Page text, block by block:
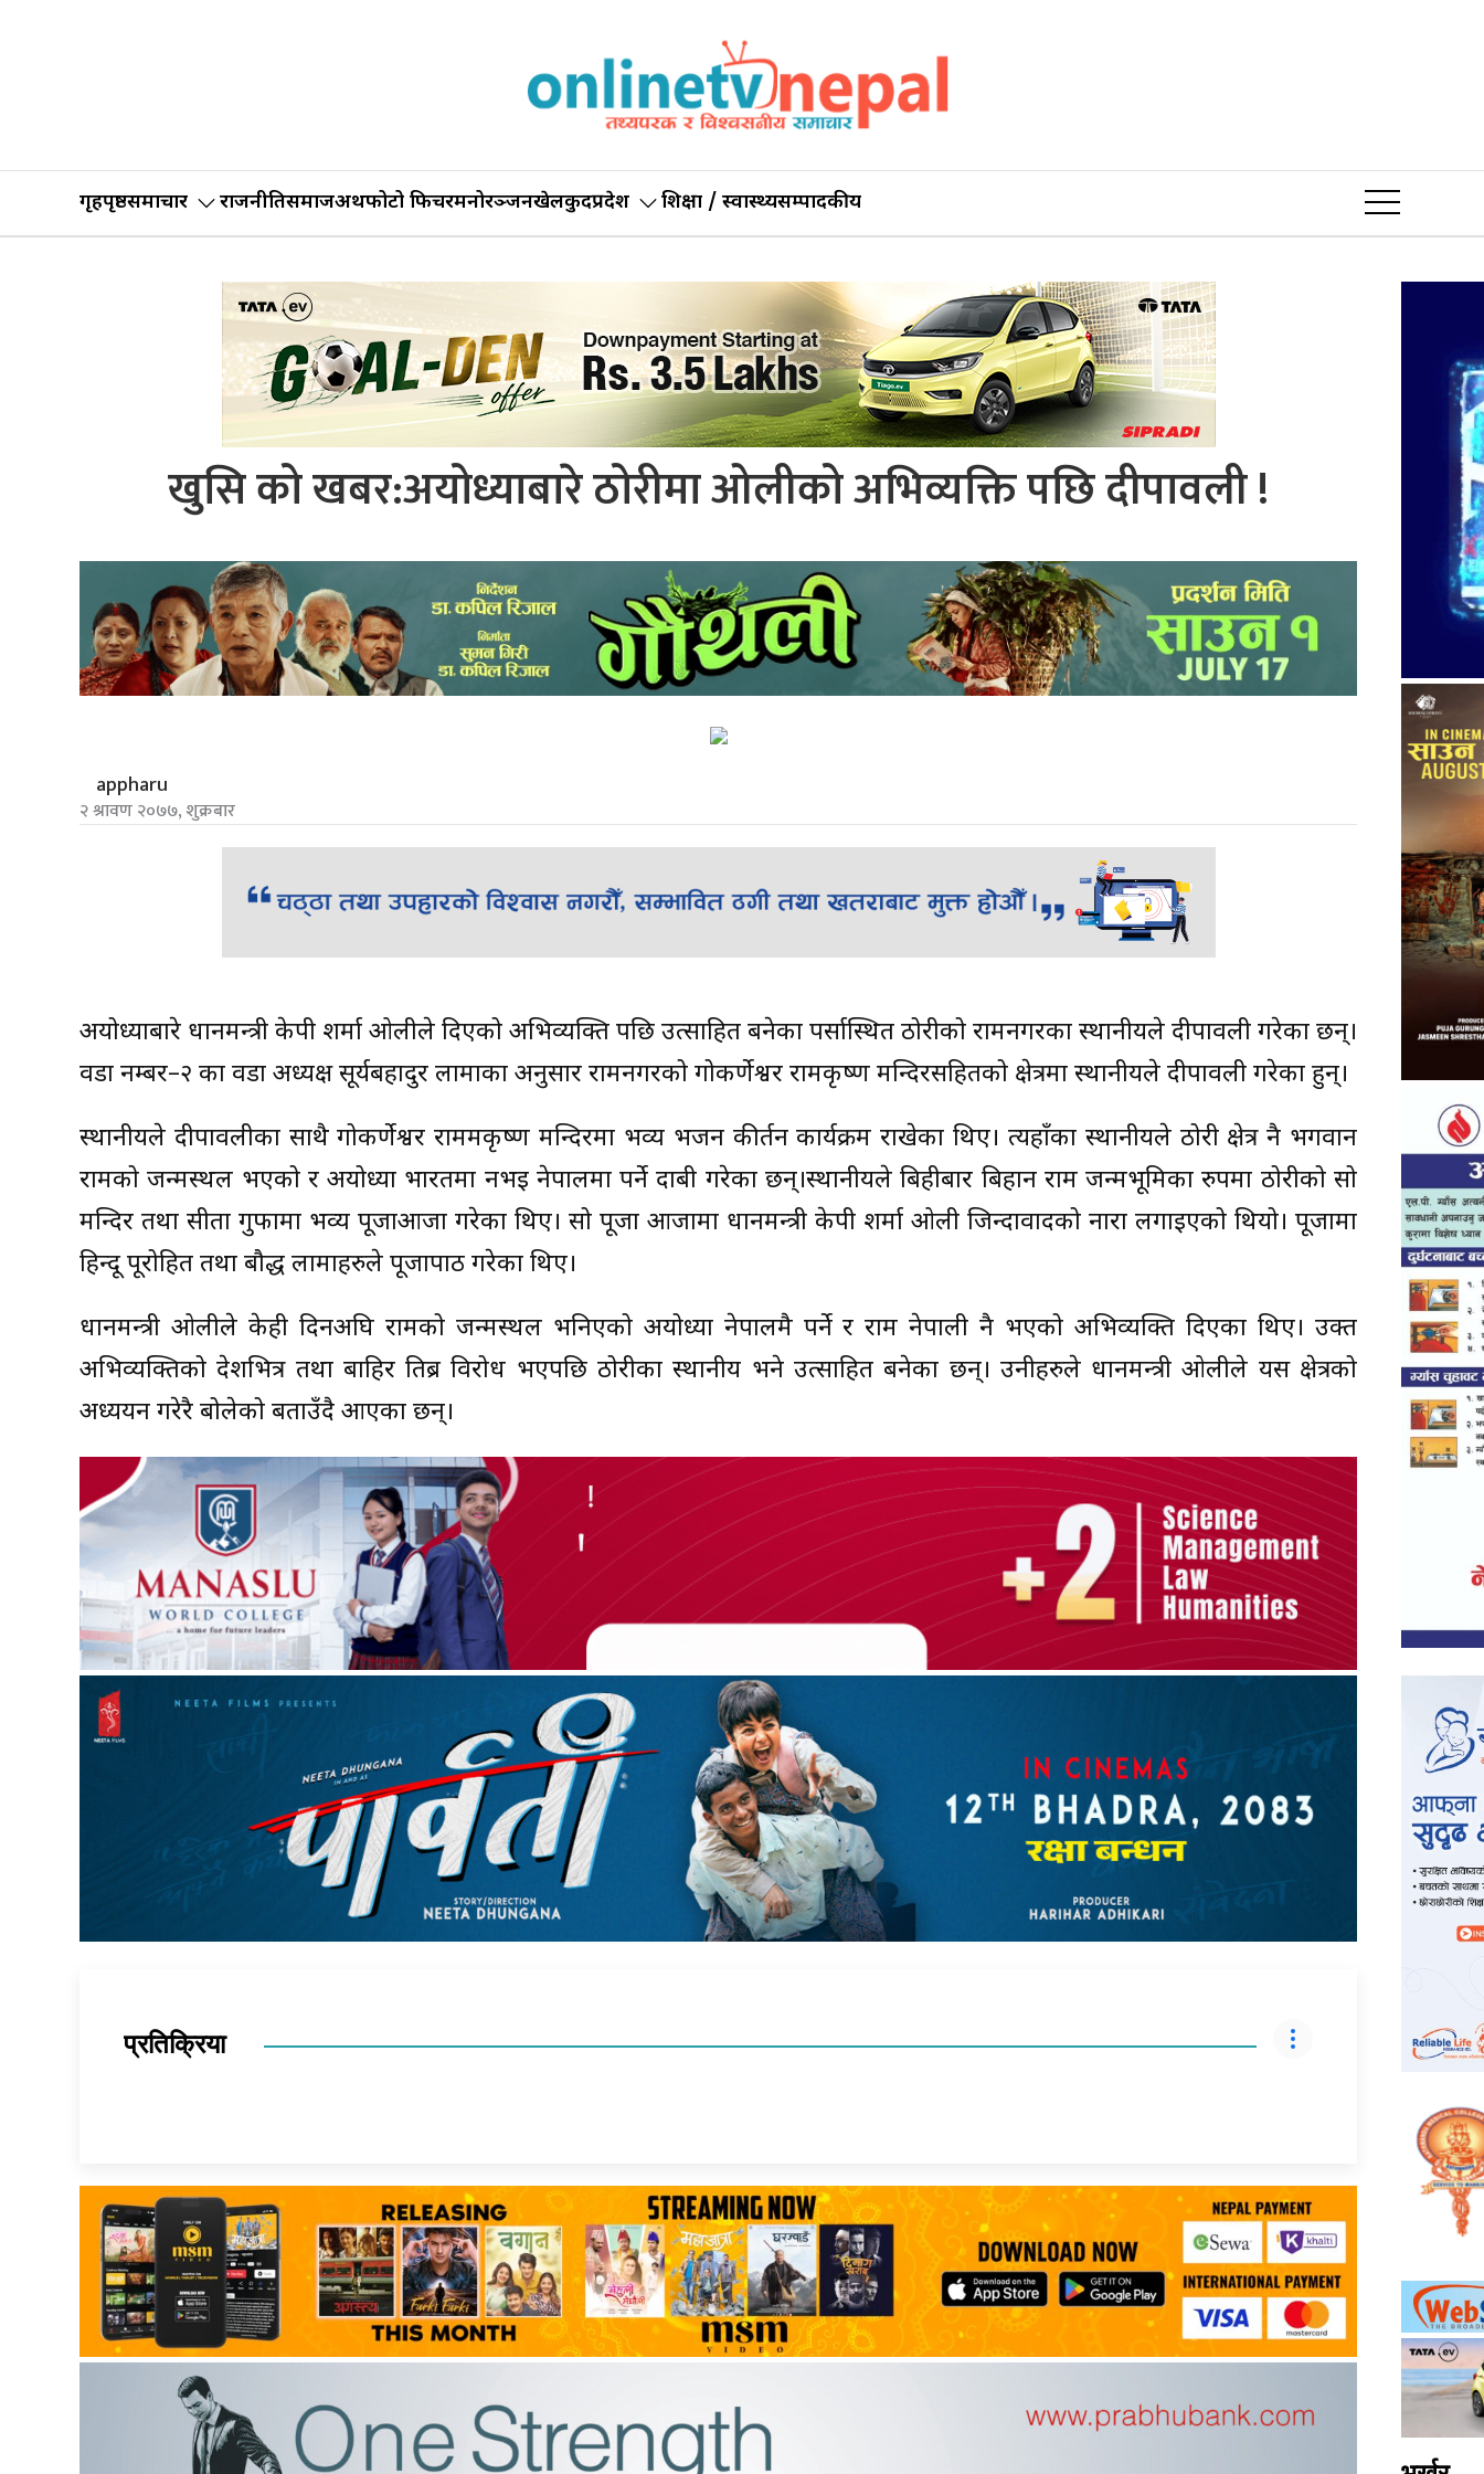
गृहपृष्ठसमाचार राजनीतिसमाजअर्थफोटो फिचरमनोरञ्जनखेलकुदप्रदेश शिक्षा / स्वास्थ्यसम्पादकीय
खुसि को खबर:अयोध्याबारे ठोरीमा ओलीको अभिव्यक्ति पछि दीपावली !
appharu
२ श्रावण २०७७, शुक्रबार
अयोध्याबारे प्रधानमन्त्री केपी शर्मा ओलीले दिएको अभिव्यक्ति पछि उत्साहित बनेका पर्सास्थित ठोरीको रामनगरका स्थानीयले दीपावली गरेका छन्।
वडा नम्बर–२ का वडा अध्यक्ष सूर्यबहादुर लामाका अनुसार रामनगरको गोकर्णेश्वर रामकृष्ण मन्दिरसहितको क्षेत्रमा स्थानीयले दीपावली गरेका हुन्।
स्थानीयले दीपावलीका साथै गोकर्णेश्वर राममकृष्ण मन्दिरमा भव्य भजन कीर्तन कार्यक्रम राखेका थिए। त्यहाँका स्थानीयले ठोरी क्षेत्र नै भगवान
रामको जन्मस्थल भएको र अयोध्या भारतमा नभइ नेपालमा पर्ने दाबी गरेका छन्।स्थानीयले बिहीबार बिहान राम जन्मभूमिका रुपमा ठोरीको सो
मन्दिर तथा सीता गुफामा भव्य पूजाआजा गरेका थिए। सो पूजा आजामा प्रधानमन्त्री केपी शर्मा ओली जिन्दावादको नारा लगाइएको थियो। पूजामा
हिन्दू पूरोहित तथा बौद्ध लामाहरुले पूजापाठ गरेका थिए।
प्रधानमन्त्री ओलीले केही दिनअघि रामको जन्मस्थल भनिएको अयोध्या नेपालमै पर्ने र राम नेपाली नै भएको अभिव्यक्ति दिएका थिए। उक्त
अभिव्यक्तिको देशभित्र तथा बाहिर तिब्र विरोध भएपछि ठोरीका स्थानीय भने उत्साहित बनेका छन्। उनीहरुले प्रधानमन्त्री ओलीले यस क्षेत्रको
अध्ययन गरेरै बोलेको बताउँदै आएका छन्।
प्रतिक्रिया